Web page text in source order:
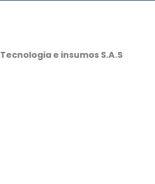
Tecnologia e insumos S.A.S